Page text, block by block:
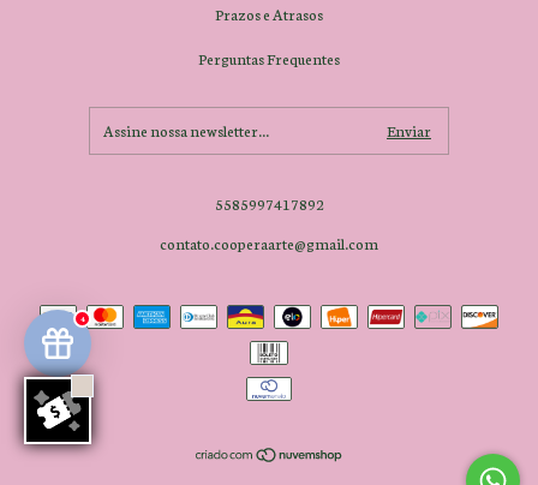
4
Prazos e Atrasos
Perguntas Frequentes
5585997417892
contato.cooperaarte@gmail.com